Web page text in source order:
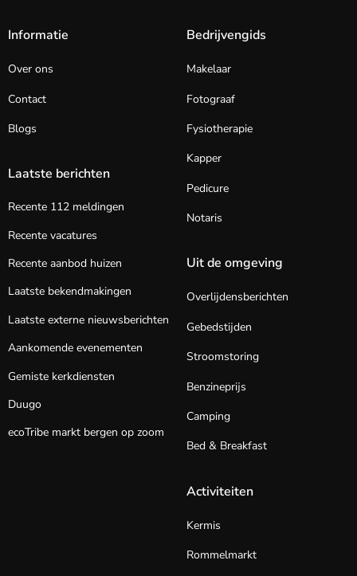
Informatie
Over ons
Contact
Blogs
Laatste berichten
Recente 112 meldingen
Recente vacatures
Recente aanbod huizen
Laatste bekendmakingen
Laatste externe nieuwsberichten
Aankomende evenementen
Gemiste kerkdiensten
Duugo
ecoTribe markt bergen op zoom
Bedrijvengids
Makelaar
Fotograaf
Fysiotherapie
Kapper
Pedicure
Notaris
Uit de omgeving
Overlijdensberichten
Gebedstijden
Stroomstoring
Benzineprijs
Camping
Bed & Breakfast
Activiteiten
Kermis
Rommelmarkt